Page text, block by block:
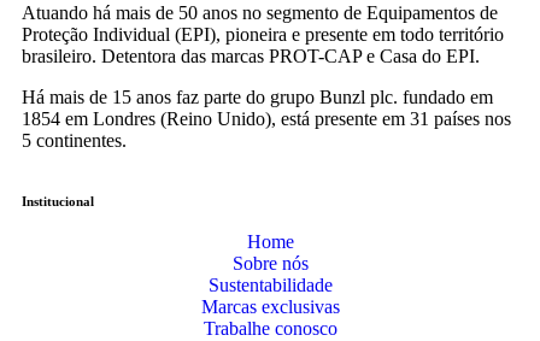
Atuando há mais de 50 anos no segmento de Equipamentos de
Proteção Individual (EPI), pioneira e presente em todo território
brasileiro. Detentora das marcas PROT-CAP e Casa do EPI.
Há mais de 15 anos faz parte do grupo Bunzl plc. fundado em
1854 em Londres (Reino Unido), está presente em 31 países nos
5 continentes.
Institucional
Home
Sobre nós
Sustentabilidade
Marcas exclusivas
Trabalhe conosco